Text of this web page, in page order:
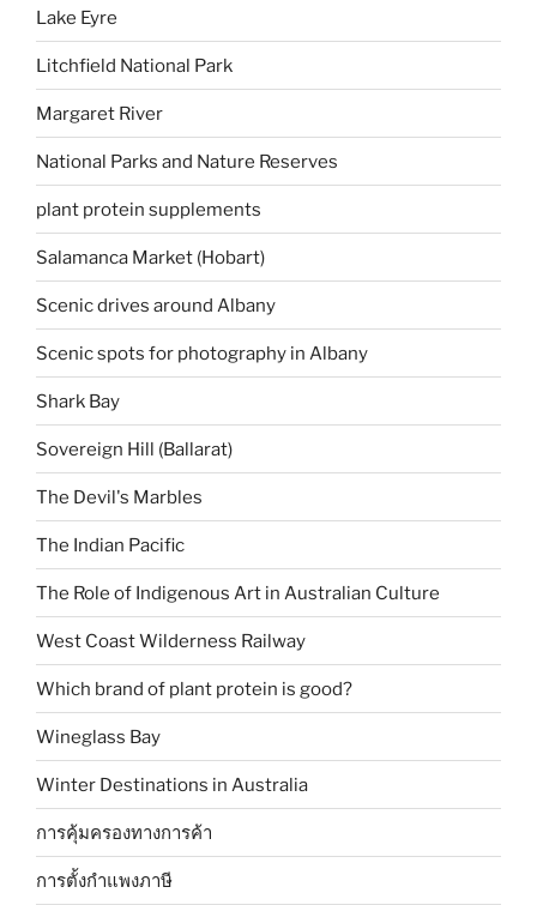
Lake Eyre
Litchfield National Park
Margaret River
National Parks and Nature Reserves
plant protein supplements
Salamanca Market (Hobart)
Scenic drives around Albany
Scenic spots for photography in Albany
Shark Bay
Sovereign Hill (Ballarat)
The Devil's Marbles
The Indian Pacific
The Role of Indigenous Art in Australian Culture
West Coast Wilderness Railway
Which brand of plant protein is good?
Wineglass Bay
Winter Destinations in Australia
การคุ้มครองทางการค้า
การตั้งกำแพงภาษี